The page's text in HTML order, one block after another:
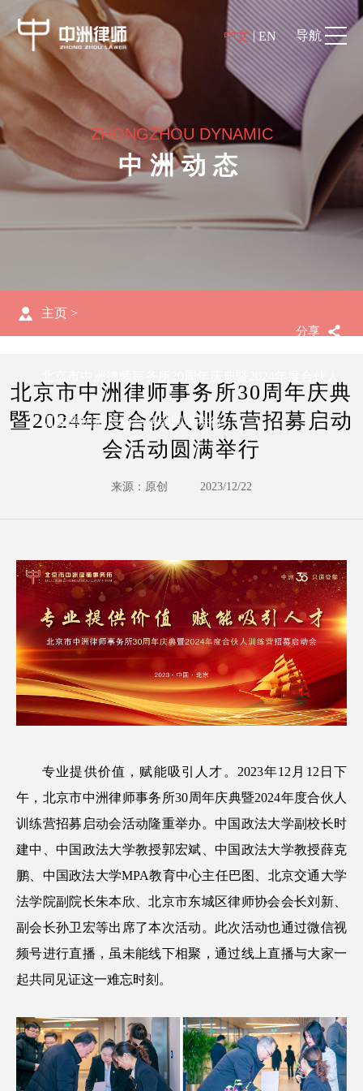
中文|EN 导航
ZHONGZHOU DYNAMIC
中洲动态
分享
主页 >
训练营招募启动会活动圆满举行
北京市中洲律师事务所30周年庆典
暨2024年度合伙人训练营招募启动
会活动圆满举行
来源：原创 2023/12/22
专业提供价值，赋能吸引人才。2023年12月12日下
午，北京市中洲律师事务所30周年庆典暨2024年度合伙人
训练营招募启动会活动隆重举办。中国政法大学副校长时
建中、中国政法大学教授郭宏斌、中国政法大学教授薛克
鹏、中国政法大学MPA教育中心主任巴图、北京交通大学
法学院副院长朱本欣、北京市东城区律师协会会长刘新、
副会长孙卫宏等出席了本次活动。此次活动也通过微信视
频号进行直播，虽未能线下相聚，通过线上直播与大家一
起共同见证这一难忘时刻。